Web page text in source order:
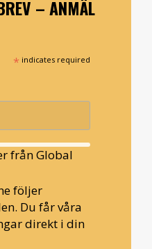
– ANMÄL
* indicates required
från Global
följer
Du får våra
direkt i din